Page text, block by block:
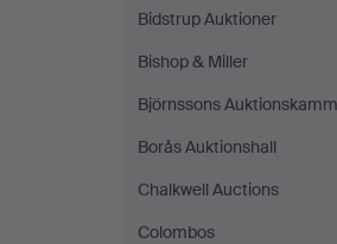
Bidstrup Auktioner
Bishop & Miller
Björnssons
Borås Auktionshall
Chalkwell Auctions
Colombos